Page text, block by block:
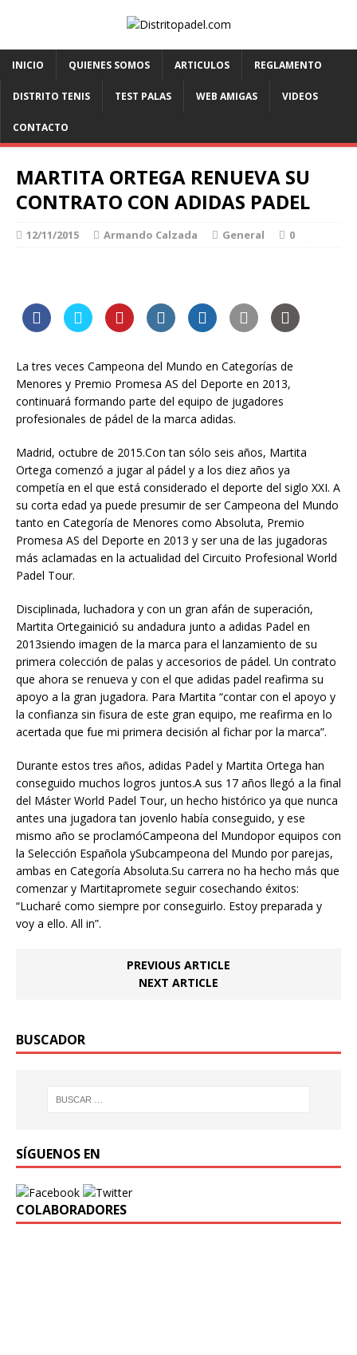
INICIO QUIENES SOMOS ARTICULOS REGLAMENTO
DISTRITO TENIS TEST PALAS WEB AMIGAS VIDEOS
CONTACTO
MARTITA ORTEGA RENUEVA SU
CONTRATO CON ADIDAS PADEL
12/11/2015 Armando Calzada General 0
La tres veces Campeona del Mundo en Categorías de
Menores y Premio Promesa AS del Deporte en 2013,
continuará formando parte del equipo de jugadores
profesionales de pádel de la marca adidas.
Madrid, octubre de 2015.Con tan sólo seis años, Martita
Ortega comenzó a jugar al pádel y a los diez años ya
competía en el que está considerado el deporte del siglo XXI. A
su corta edad ya puede presumir de ser Campeona del Mundo
tanto en Categoría de Menores como Absoluta, Premio
Promesa AS del Deporte en 2013 y ser una de las jugadoras
más aclamadas en la actualidad del Circuito Profesional World
Padel Tour.
Disciplinada, luchadora y con un gran afán de superación,
Martita Ortegainició su andadura junto a adidas Padel en
2013siendo imagen de la marca para el lanzamiento de su
primera colección de palas y accesorios de pádel. Un contrato
que ahora se renueva y con el que adidas padel reafirma su
apoyo a la gran jugadora. Para Martita “contar con el apoyo y
la confianza sin fisura de este gran equipo, me reafirma en lo
acertada que fue mi primera decisión al fichar por la marca”.
Durante estos tres años, adidas Padel y Martita Ortega han
conseguido muchos logros juntos.A sus 17 años llegó a la final
del Máster World Padel Tour, un hecho histórico ya que nunca
antes una jugadora tan jovenlo había conseguido, y ese
mismo año se proclamóCampeona del Mundopor equipos con
la Selección Española ySubcampeona del Mundo por parejas,
ambas en Categoría Absoluta.Su carrera no ha hecho más que
comenzar y Martitapromete seguir cosechando éxitos:
“Lucharé como siempre por conseguirlo. Estoy preparada y
voy a ello. All in”.
PREVIOUS ARTICLE
NEXT ARTICLE
BUSCADOR
SÍGUENOS EN
COLABORADORES